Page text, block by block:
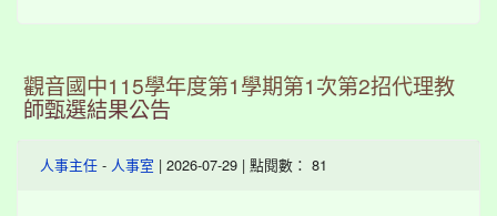
觀音國中115學年度第1學期第1次第2招代理教
師甄選結果公告
人事主任 - 人事室 | 2026-07-29 | 點閱數： 81